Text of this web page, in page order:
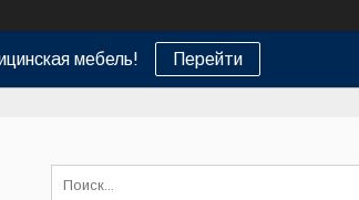
мебель! Перейти